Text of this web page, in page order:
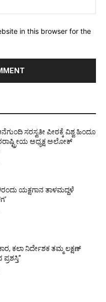
in this browser for the
ಸರಸ್ವತೀ ಪೀಠಕ್ಕೆ ವಿಶ್ವ ಹಿಂದೂ
ಅಧ್ಯಕ್ಷ ಅಲೋಕ್
ಯಕ್ಷಗಾನ ತಾಳಮದ್ದಳೆ
ಕಲಾ ನಿರ್ದೇಶಕ ತಮ್ಮ ಲಕ್ಷಣ್